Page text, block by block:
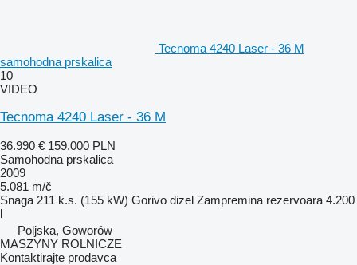
Tecnoma 4240 Laser - 36 M
samohodna prskalica
10
VIDEO
Tecnoma 4240 Laser - 36 M
36.990 € 159.000 PLN
Samohodna prskalica
2009
5.081 m/č
Snaga 211 k.s. (155 kW) Gorivo dizel Zampremina rezervoara 4.200
l
Poljska, Goworów
MASZYNY ROLNICZE
Kontaktirajte prodavca